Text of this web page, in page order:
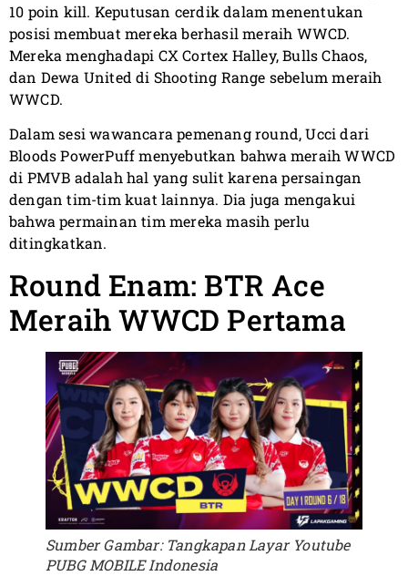
10 poin kill. Keputusan cerdik dalam menentukan
posisi membuat mereka berhasil meraih WWCD.
Mereka menghadapi CX Cortex Halley, Bulls Chaos,
dan Dewa United di Shooting Range sebelum meraih
WWCD.
Dalam sesi wawancara pemenang round, Ucci dari
Bloods PowerPuff menyebutkan bahwa meraih WWCD
di PMVB adalah hal yang sulit karena persaingan
dengan tim-tim kuat lainnya. Dia juga mengakui
bahwa permainan tim mereka masih perlu
ditingkatkan.
Round Enam: BTR Ace
Meraih WWCD Pertama
Sumber Gambar: Tangkapan Layar Youtube
PUBG MOBILE Indonesia